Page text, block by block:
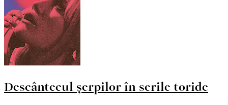
Descântecul șerpilor în serile toride